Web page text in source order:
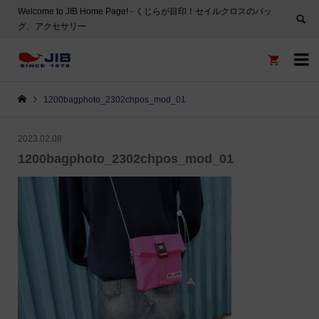
Welcome to JIB Home Page! ‐ くじらが目印！セイルクロスのバッ
グ、アクセサリー


1200bagphoto_2302chpos_mod_01
2023.02.08
1200bagphoto_2302chpos_mod_01